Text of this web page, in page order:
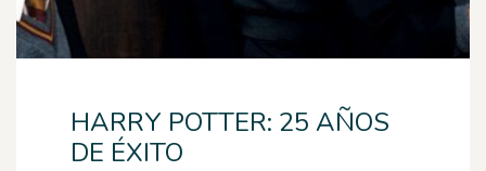
HARRY POTTER: 25 AÑOS
DE ÉXITO